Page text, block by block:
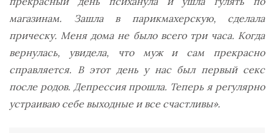
магазинам. Зашла в парикмахерскую, сделала
прическу. Меня дома не было всего три часа. Когда
вернулась, увидела, что муж и сам прекрасно
справляется. В этот день у нас был первый секс
после родов. Депрессия прошла. Теперь я регулярно
устраиваю себе выходные и все счастливы».